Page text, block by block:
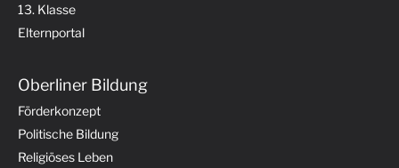
13. Klasse
Elternportal
Oberliner Bildung
Förderkonzept
Politische Bildung
Religiöses Leben